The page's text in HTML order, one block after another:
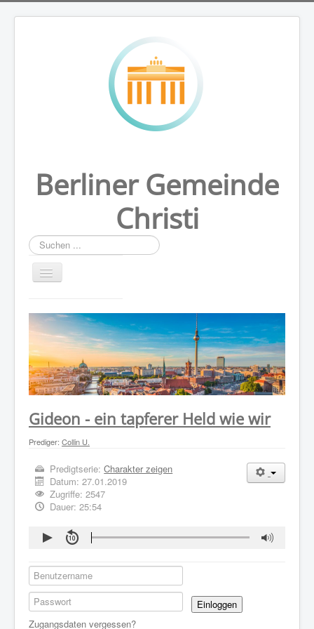
Berliner Gemeinde
Christi
Suchen
...
WER WIR SIND
GOTTESDIENST
PREDIGTEN
KONTAKT
Gideon - ein tapferer Held wie wir
Prediger: Collin U.
Predigtserie:Charakter zeigen
Datum:27.01.2019
Zugriffe: 2547
Dauer: 25:54
Einloggen
Zugangsdaten vergessen?